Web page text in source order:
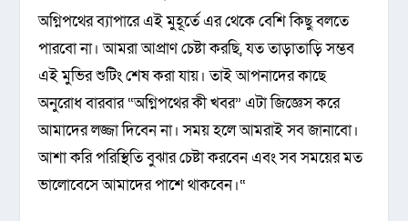
অগ্নিপথের ব্যাপারে এই মুহূর্তে এর থেকে বেশি কিছু বলতে
পারবো না। আমরা আপ্রাণ চেষ্টা করছি, যত তাড়াতাড়ি সম্ভব
এই মুভির শুটিং শেষ করা যায়। তাই আপনাদের কাছে
অনুরোধ বারবার “অগ্নিপথের কী খবর” এটা জিজ্ঞেস করে
আমাদের লজ্জা দিবেন না। সময় হলে আমরাই সব জানাবো।
আশা করি পরিস্থিতি বুঝার চেষ্টা করবেন এবং সব সময়ের মত
ভালোবেসে আমাদের পাশে থাকবেন।“